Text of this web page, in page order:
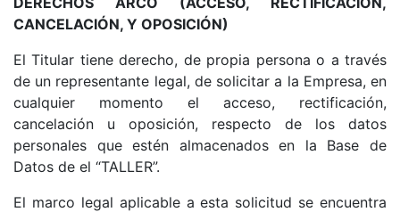
CANCELACIÓN, Y OPOSICIÓN)
El Titular tiene derecho, de propia persona o a través
de un representante legal, de solicitar a la Empresa, en
cualquier momento el acceso, rectificación,
cancelación u oposición, respecto de los datos
personales que estén almacenados en la Base de
Datos de el “TALLER”.
El marco legal aplicable a esta solicitud se encuentra